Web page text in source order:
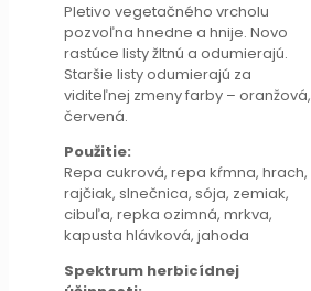
Pletivo vegetačného vrcholu
pozvoľna hnedne a hnije. Novo
rastúce listy žltnú a odumierajú.
Staršie listy odumierajú za
viditeľnej zmeny farby – oranžová,
červená.
Použitie:
Repa cukrová, repa kŕmna, hrach,
rajčiak, slnečnica, sója, zemiak,
cibuľa, repka ozimná, mrkva,
kapusta hlávková, jahoda
Spektrum herbicídnej